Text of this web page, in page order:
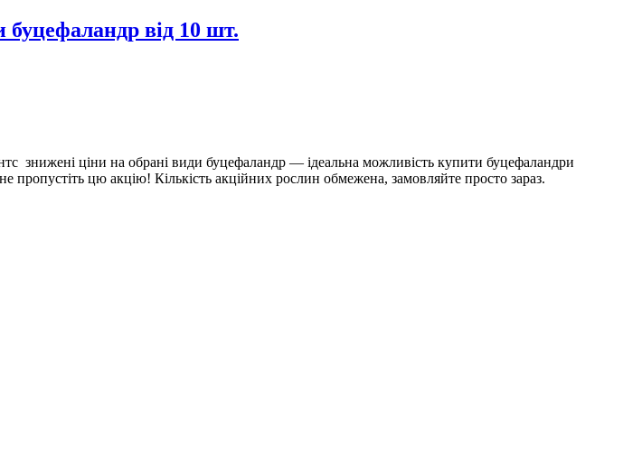
від 10 шт.
знижені ціни на обрані види буцефаландр — ідеальна можливість купити буцефаландри
цю акцію! Кількість акційних рослин обмежена, замовляйте просто зараз.